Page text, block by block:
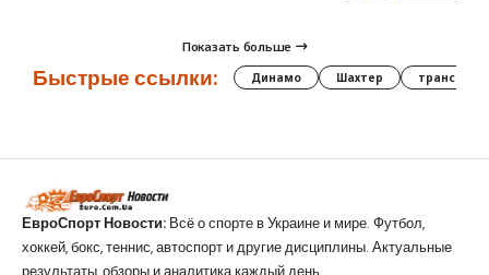
Показать больше
Быстрые ссылки: Динамо Шахтер трансферы
ЕвроСпорт Новости: Всё о спорте в Украине и мире. Футбол,
хоккей, бокс, теннис, автоспорт и другие дисциплины. Актуальные